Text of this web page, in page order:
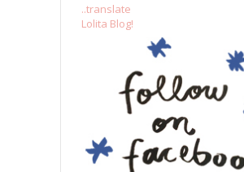
..translate
Lolita Blog!